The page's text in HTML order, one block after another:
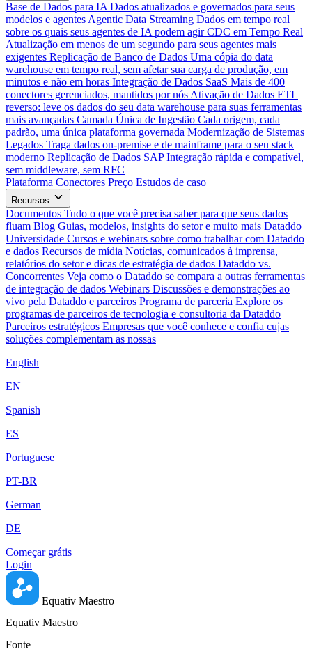
Base de Dados para IA Dados atualizados e governados para seus
modelos e agentes Agentic Data Streaming Dados em tempo real
sobre os quais seus agentes de IA podem agir CDC em Tempo Real
Atualização em menos de um segundo para seus agentes mais
exigentes Replicação de Banco de Dados Uma cópia do data
warehouse em tempo real, sem afetar sua carga de produção, em
minutos e não em horas Integração de Dados SaaS Mais de 400
conectores gerenciados, mantidos por nós Ativação de Dados ETL
reverso: leve os dados do seu data warehouse para suas ferramentas
mais avançadas Camada Única de Ingestão Cada origem, cada
padrão, uma única plataforma governada Modernização de Sistemas
Legados Traga dados on-premise e de mainframe para o seu stack
moderno Replicação de Dados SAP Integração rápida e compatível,
sem middleware, sem RFC
Plataforma Conectores Preço Estudos de caso
Recursos
Documentos Tudo o que você precisa saber para que seus dados
fluam Blog Guias, modelos, insights do setor e muito mais Dataddo
Universidade Cursos e webinars sobre como trabalhar com Dataddo
e dados Recursos de mídia Notícias, comunicados à imprensa,
relatórios do setor e dicas de estratégia de dados Dataddo vs.
Concorrentes Veja como o Dataddo se compara a outras ferramentas
de integração de dados Webinars Discussões e demonstrações ao
vivo pela Dataddo e parceiros Programa de parceria Explore os
programas de parceiros de tecnologia e consultoria da Dataddo
Parceiros estratégicos Empresas que você conhece e confia cujas
soluções complementam as nossas
English
EN
Spanish
ES
Portuguese
PT-BR
German
DE
Começar grátis
Login
Equativ Maestro
Equativ Maestro
Fonte